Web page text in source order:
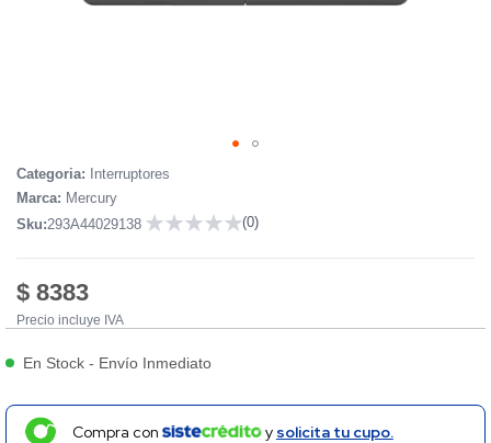
Skip
to
of
the
images
gallery
Categoria:
Interruptores
Marca: Mercury
Sku:293A44029138
(0)
$ 8383
Precio incluye IVA
En Stock - Envío Inmediato
Compra con y solicita tu cupo.